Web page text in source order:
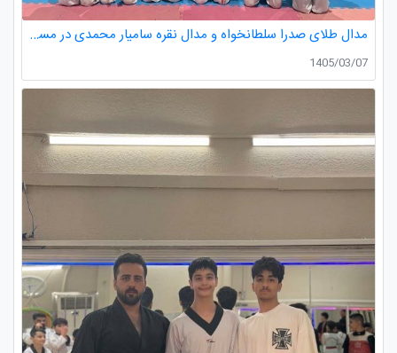
مدال طلای صدرا سلطانخواه و مدال نقره سامیار محمدی در مسابقات قهرمانی نونهالان استان گیلان
1405/03/07